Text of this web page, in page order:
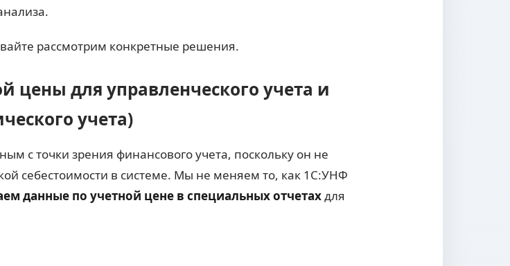
рассмотрим конкретные решения.
цены для управленческого учета и
учета)
с точки зрения финансового учета, поскольку он не
себестоимости в системе. Мы не меняем то, как 1С:УНФ
данные по учетной цене в специальных отчетахдля